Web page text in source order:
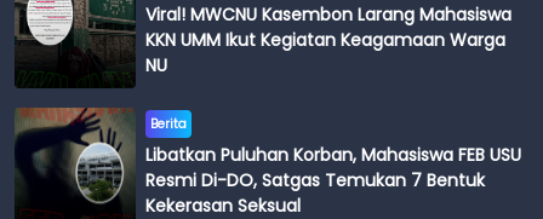
Viral! MWCNU Kasembon Larang Mahasiswa
KKN UMM Ikut Kegiatan Keagamaan Warga
NU
Berita
Libatkan Puluhan Korban, Mahasiswa FEB USU
Resmi Di-DO, Satgas Temukan 7 Bentuk
Kekerasan Seksual